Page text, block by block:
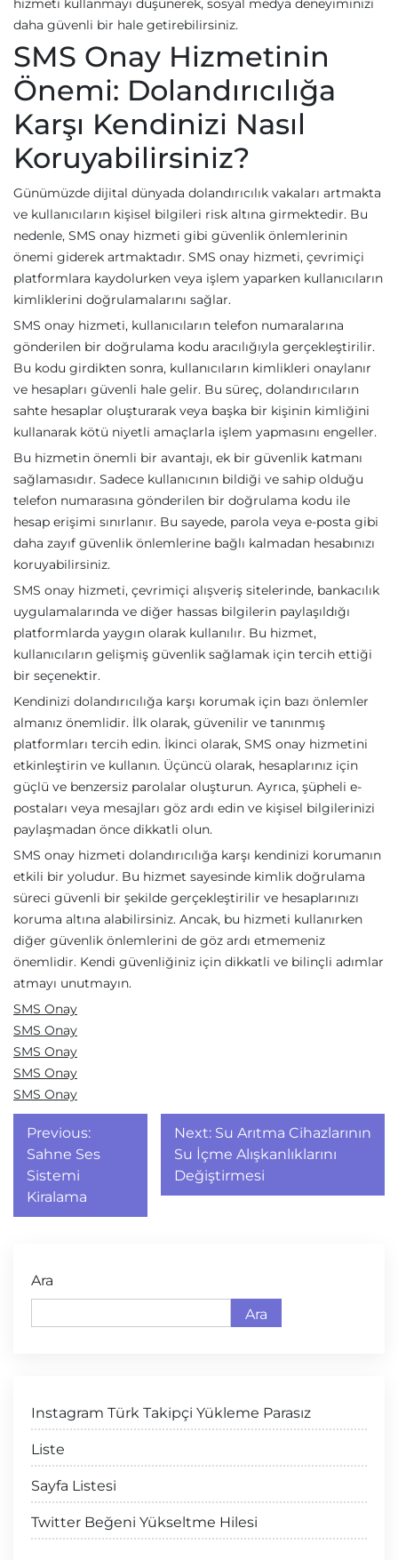
hizmeti kullanmayı düşünerek, sosyal medya deneyiminizi
daha güvenli bir hale getirebilirsiniz.
SMS Onay Hizmetinin
Önemi: Dolandırıcılığa
Karşı Kendinizi Nasıl
Koruyabilirsiniz?
Günümüzde dijital dünyada dolandırıcılık vakaları artmakta
ve kullanıcıların kişisel bilgileri risk altına girmektedir. Bu
nedenle, SMS onay hizmeti gibi güvenlik önlemlerinin
önemi giderek artmaktadır. SMS onay hizmeti, çevrimiçi
platformlara kaydolurken veya işlem yaparken kullanıcıların
kimliklerini doğrulamalarını sağlar.
SMS onay hizmeti, kullanıcıların telefon numaralarına
gönderilen bir doğrulama kodu aracılığıyla gerçekleştirilir.
Bu kodu girdikten sonra, kullanıcıların kimlikleri onaylanır
ve hesapları güvenli hale gelir. Bu süreç, dolandırıcıların
sahte hesaplar oluşturarak veya başka bir kişinin kimliğini
kullanarak kötü niyetli amaçlarla işlem yapmasını engeller.
Bu hizmetin önemli bir avantajı, ek bir güvenlik katmanı
sağlamasıdır. Sadece kullanıcının bildiği ve sahip olduğu
telefon numarasına gönderilen bir doğrulama kodu ile
hesap erişimi sınırlanır. Bu sayede, parola veya e-posta gibi
daha zayıf güvenlik önlemlerine bağlı kalmadan hesabınızı
koruyabilirsiniz.
SMS onay hizmeti, çevrimiçi alışveriş sitelerinde, bankacılık
uygulamalarında ve diğer hassas bilgilerin paylaşıldığı
platformlarda yaygın olarak kullanılır. Bu hizmet,
kullanıcıların gelişmiş güvenlik sağlamak için tercih ettiği
bir seçenektir.
Kendinizi dolandırıcılığa karşı korumak için bazı önlemler
almanız önemlidir. İlk olarak, güvenilir ve tanınmış
platformları tercih edin. İkinci olarak, SMS onay hizmetini
etkinleştirin ve kullanın. Üçüncü olarak, hesaplarınız için
güçlü ve benzersiz parolalar oluşturun. Ayrıca, şüpheli e-
postaları veya mesajları göz ardı edin ve kişisel bilgilerinizi
paylaşmadan önce dikkatli olun.
SMS onay hizmeti dolandırıcılığa karşı kendinizi korumanın
etkili bir yoludur. Bu hizmet sayesinde kimlik doğrulama
süreci güvenli bir şekilde gerçekleştirilir ve hesaplarınızı
koruma altına alabilirsiniz. Ancak, bu hizmeti kullanırken
diğer güvenlik önlemlerini de göz ardı etmemeniz
önemlidir. Kendi güvenliğiniz için dikkatli ve bilinçli adımlar
atmayı unutmayın.
SMS Onay
SMS Onay
SMS Onay
SMS Onay
SMS Onay
Yazı
gezinmesi
Previous:
Sahne Ses
Sistemi
Kiralama
Next: Su Arıtma Cihazlarının
Su İçme Alışkanlıklarını
Değiştirmesi
Ara
Ara
Instagram Türk Takipçi Yükleme Parasız
Liste
Sayfa Listesi
Twitter Beğeni Yükseltme Hilesi